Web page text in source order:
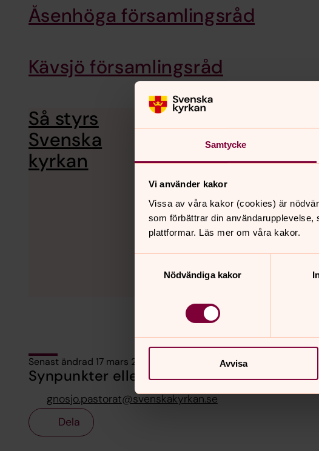
Samtycke
Vi använder kakor
Vissa av våra kakor (cookies) är
som förbättrar din
plattformar. Läs mer om våra kakor.
Nödvändiga kakor
Avvisa
Åsenhöga församlingsråd
Kävsjö församlingsråd
Så styrs
Svenska
kyrkan
Svenska kyrkan är en öppen
du lära dig mer om hur
Senast ändrad 17 mars 2025
Synpunkter eller frågor på sidans
gnosjo.pastorat@svenskakyrkan.se
Dela